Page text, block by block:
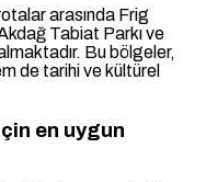
arasında Frig
Tabiat Parkı ve
Bu bölgeler,
de tarihi ve kültürel
en uygun